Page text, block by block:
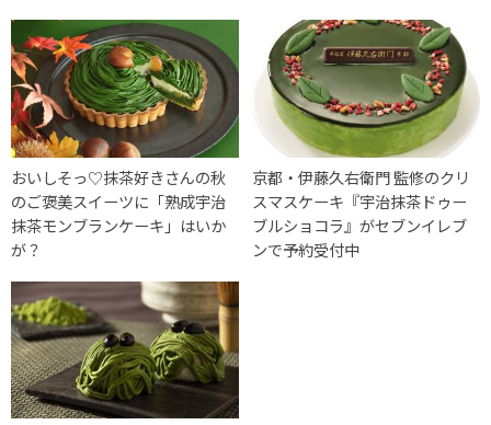
おいしそっ♡抹茶好きさんの秋
のご褒美スイーツに「熟成宇治
抹茶モンブランケーキ」はいか
が？
京都・伊藤久右衛門 監修のクリ
スマスケーキ『宇治抹茶ドゥー
ブルショコラ』がセブンイレブ
ンで予約受付中